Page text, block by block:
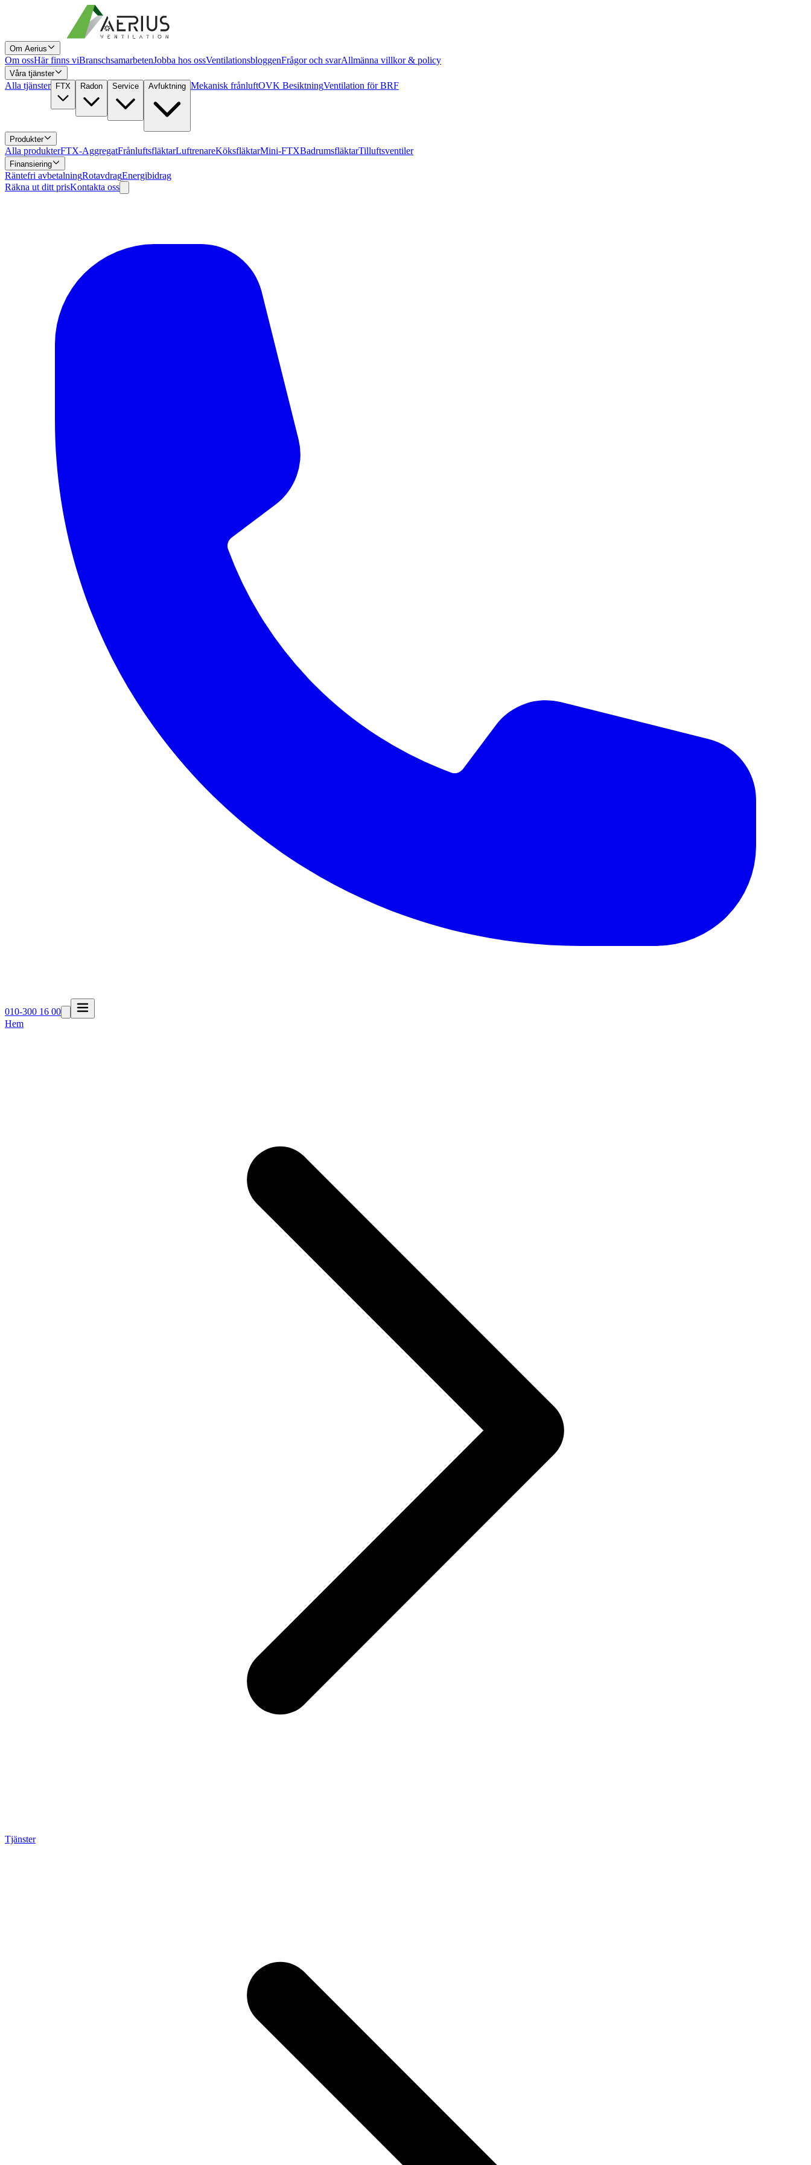
Om Aerius
Om ossHär finns viBranschsamarbetenJobba hos ossVentilationsbloggenFrågor och svarAllmänna villkor & policy
Våra tjänster
Alla tjänster FTX Radon Service Avfuktning Mekanisk frånluftOVK BesiktningVentilation för BRF
Produkter
Alla produkterFTX-AggregatFrånluftsfläktarLuftrenareKöksfläktarMini-FTXBadrumsfläktarTilluftsventiler
Finansiering
Räntefri avbetalningRotavdragEnergibidrag
Räkna ut ditt prisKontakta oss
010-300 16 00
Hem
Tjänster